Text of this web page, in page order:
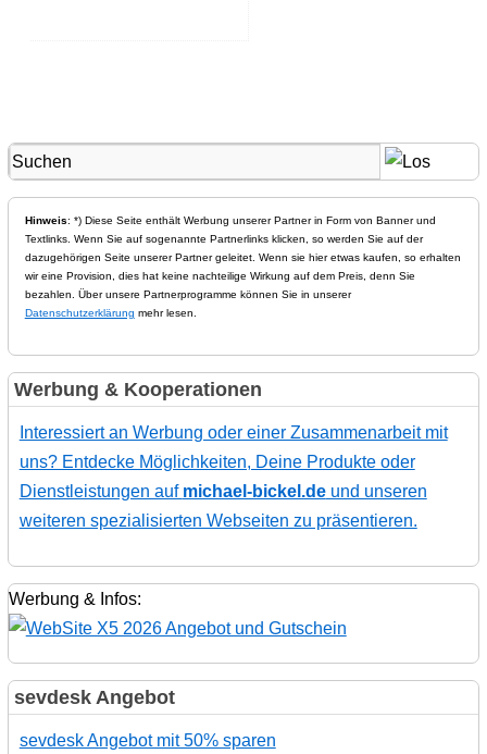
Hinweis: *) Diese Seite enthält Werbung unserer Partner in Form von Banner und
Textlinks. Wenn Sie auf sogenannte Partnerlinks klicken, so werden Sie auf der
dazugehörigen Seite unserer Partner geleitet. Wenn sie hier etwas kaufen, so erhalten
wir eine Provision, dies hat keine nachteilige Wirkung auf dem Preis, denn Sie
bezahlen. Über unsere Partnerprogramme können Sie in unserer
Datenschutzerklärung mehr lesen.
Werbung & Kooperationen
Interessiert an Werbung oder einer Zusammenarbeit mit
uns? Entdecke Möglichkeiten, Deine Produkte oder
Dienstleistungen auf michael-bickel.deund unseren
weiteren spezialisierten Webseiten zu präsentieren.
Werbung & Infos:
sevdesk Angebot
sevdesk Angebot mit 50% sparen